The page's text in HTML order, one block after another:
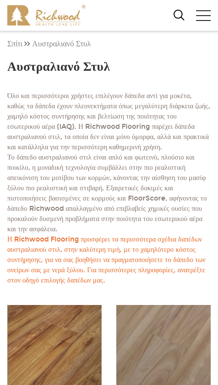
Σπίτι Αυστραλιανό Στυλ
Αυστραλιανό Στυλ
Όλο και περισσότεροι χρήστες επιλέγουν δάπεδα αντί για μοκέτα,
καθώς τα δάπεδα έχουν πλεονεκτήματα όπως μεγαλύτερη διάρκεια ζωής,
χαμηλό κόστος συντήρησης και βελτίωση της ποιότητας του
εσωτερικού αέρα (IAQ). Η Richwood Flooring παρέχει δάπεδα
αυστραλιανού στιλ, τα οποία δεν είναι μόνο όμορφα, αλλά και πρακτικά
και κατάλληλα για την περισσότερη καθημερινή χρήση.
Το δάπεδο αυστραλιανού στιλ είναι απλό και φωτεινό, πλούσιο και
ποικίλο, η μοναδική τεχνολογία συμβάλλει στην πιο ρεαλιστική
απεικόνιση του μοτίβου των κορμών, κάνοντας την αίσθηση του μασίφ
ξύλου πιο ρεαλιστική και στιβαρή. Εξαιρετικές δοκιμές και
πιστοποιήσεις βασισμένες σε κορμούς και FloorScore, αφήνοντας το
δάπεδο Richwood απαλλαγμένο από επιβλαβείς χημικές ουσίες που
προκαλούν δυσμενή προβλήματα στην ποιότητα του εσωτερικού αέρα
και την ασφάλεια.
Η Richwood Flooring προσφέρει τα περισσότερα σχέδια δαπέδων
αυστραλιανού στιλ, στην καλύτερη τιμή, με το χαμηλότερο κόστος
συντήρησης, για να σας βοηθήσει να πραγματοποιήσετε το δάπεδο των
ονείρων σας με νερά ξύλου. Για περισσότερες πληροφορίες, ανατρέξτε
στον οδηγό επιλογής δαπέδων μας.